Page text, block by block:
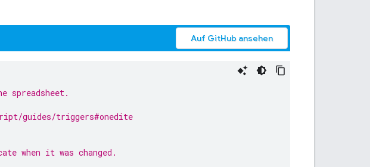
Auf GitHub ansehen
spreadsheet.
guides/triggers#onedite
when it was changed.